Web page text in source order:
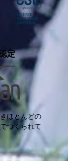
定
ほとんどの
つくられて